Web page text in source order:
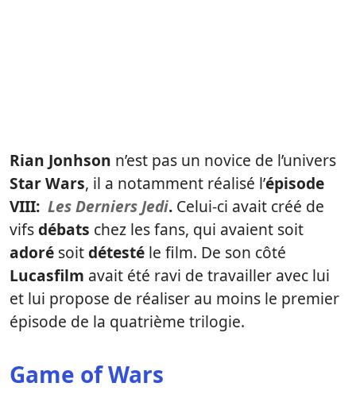
Rian Jonhson n’est pas un novice de l’univers
Star Wars, il a notamment réalisé l’épisode
VIII: Les Derniers Jedi. Celui-ci avait créé de
vifsdébats chez les fans, qui avaient soit
adoré soitdétesté le film. De son côté
Lucasfilm avait été ravi de travailler avec lui
et lui propose de réaliser au moins le premier
épisode de la quatrième trilogie.
Game of Wars